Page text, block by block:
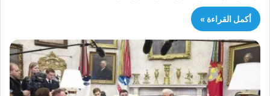
أكمل القراءة »